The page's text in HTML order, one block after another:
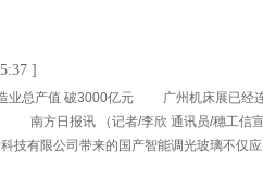
]
总产值 破3000亿元 广州机床展已经
南方日报讯 （记者/李欣 通讯员/穗工信
技有限公司带来的国产智能调光玻璃不仅
广州国际数控机床展